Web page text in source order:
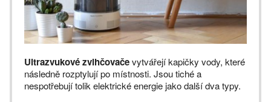
Ultrazvukové zvlhčovačevytvářejí kapičky vody, které
následně rozptylují po místnosti. Jsou tiché a
nespotřebují tolik elektrické energie jako další dva typy.